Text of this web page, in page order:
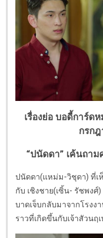
เรื่องย่อ บอดี้การ์ด
กรก
“ปนัดดา” เค้นถาม
ปนัดดา(แหม่ม-วิชุดา) ที่เ
กับ เชิงชาย(เซิ้น- รัชพง
บาดเจ็บกลับมาจากโรงง
ราวที่เกิดขึ้นกับเจ้าสัวนฤ